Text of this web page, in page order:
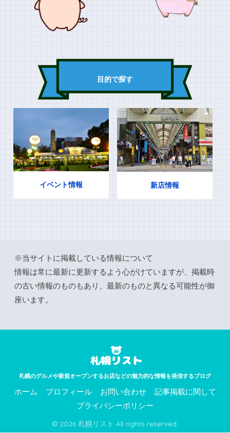
目的で探す
イベント情報 新店情報
※当サイトに掲載している情報について
情報は常に最新に更新するよう心がけていますが、掲載時
の古い情報のものもあり、最新のものと異なる可能性が御
座います。
札幌のグルメや新規オープンするお店などの魅力的な情報を発信するブログ
ホーム プロフィール お問い合わせ
記事掲載に関して
プライバシーポリシー
© 2026 札幌リスト All rights reserved.